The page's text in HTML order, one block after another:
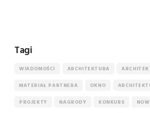
Tagi
WIADOMOŚCI ARCHITEKTURA
MATERIAŁ PARTNERA OKNO
PROJEKTY NAGRODY KONKURS